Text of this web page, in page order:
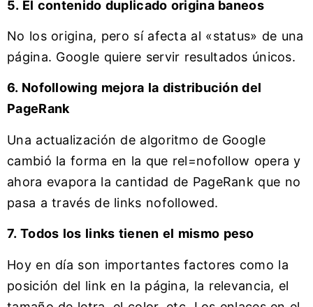
5. El contenido duplicado origina baneos
No los origina, pero sí afecta al «status» de una
página. Google quiere servir resultados únicos.
6. Nofollowing mejora la distribución del
PageRank
Una actualización de algoritmo de Google
cambió la forma en la que rel=nofollow opera y
ahora evapora la cantidad de PageRank que no
pasa a través de links nofollowed.
7. Todos los links tienen el mismo peso
Hoy en día son importantes factores como la
posición del link en la página, la relevancia, el